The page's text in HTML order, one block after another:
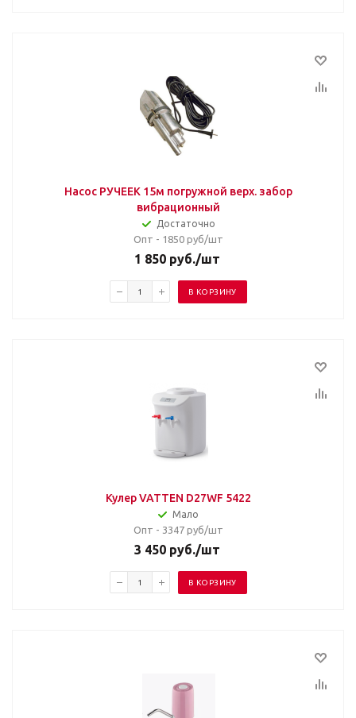
Насос РУЧЕЕК 15м погружной верх. забор
вибрационный
Достаточно
Опт - 1850 руб/шт
1 850руб./шт
В КОРЗИНУ
Кулер VATTEN D27WF 5422
Мало
Опт - 3347 руб/шт
3 450руб./шт
В КОРЗИНУ